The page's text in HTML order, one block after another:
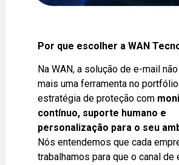
Por que escolher a WAN
Na WAN, a solução de e-mail
mais uma ferramenta no
estratégia de proteção com
contínuo, suporte humano e
personalização para o seu
Nós entendemos que cada
trabalhamos para que o canal de